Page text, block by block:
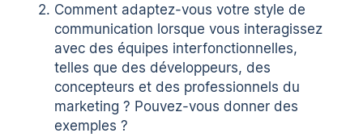
Comment adaptez-vous votre style de
communication lorsque vous interagissez
avec des équipes interfonctionnelles,
telles que des développeurs, des
concepteurs et des professionnels du
marketing ? Pouvez-vous donner des
exemples ?